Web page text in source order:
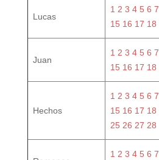
Lucas
1 2 3 4 5 6 7
15 16 17 18
Juan
1 2 3 4 5 6 7
15 16 17 18
Hechos
1 2 3 4 5 6 7
15 16 17 18
25 26 27 28
1 2 3 4 5 6 7